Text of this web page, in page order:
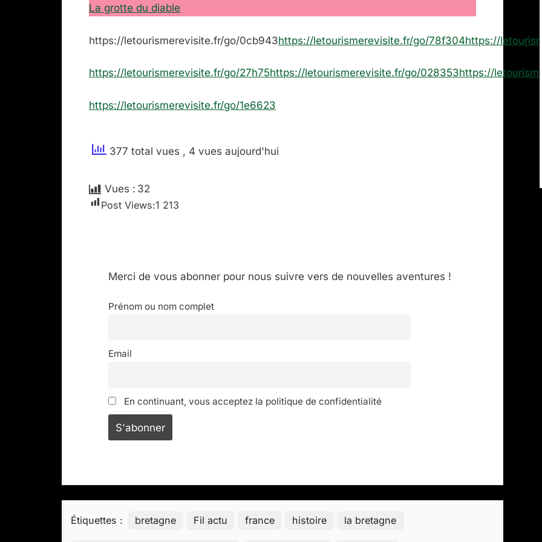
La grotte du diable
https://letourismerevisite.fr/go/0cb943https://letourismerevisite.fr/go/78f304https://
https://letourismerevisite.fr/go/27h75https://letourismerevisite.fr/go/028353https://
https://letourismerevisite.fr/go/1e6623
377 total vues , 4 vues aujourd'hui
Vues : 32
Post Views:1 213
Merci de vous abonner pour nous suivre vers de nouvelles aventures !
Prénom ou nom complet
Email
En continuant, vous acceptez la politique de confidentialité
Étiquettes : bretagne Fil actu france histoire la bretagne